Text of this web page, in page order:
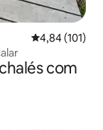
4,84 de uma
4,84 (101)
com